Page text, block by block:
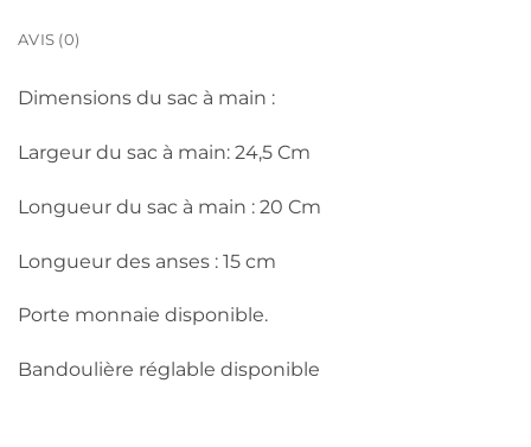
AVIS (0)
Dimensions du sac à main :
Largeur du sac à main: 24,5 Cm
Longueur du sac à main : 20 Cm
Longueur des anses : 15 cm
Porte monnaie disponible.
Bandoulière réglable disponible